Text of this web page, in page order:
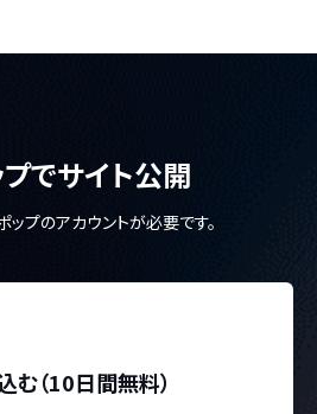
でサイト公開
ップのアカウントが必要です。
む（10日間無料）